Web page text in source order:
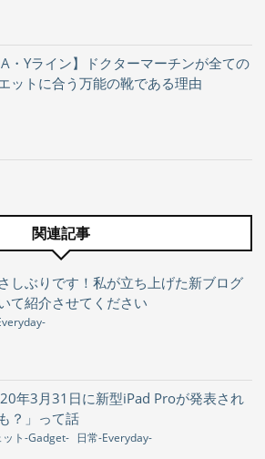
A・Yライン】ドクターマーチンが全ての
ットに合う万能の靴である理由
関連記事
しぶりです！私が立ち上げた新ブログ
て紹介させてください
年3月31日に新型iPad Proが発表され
？」って話
ット-Gadget- 日常-Everyday-